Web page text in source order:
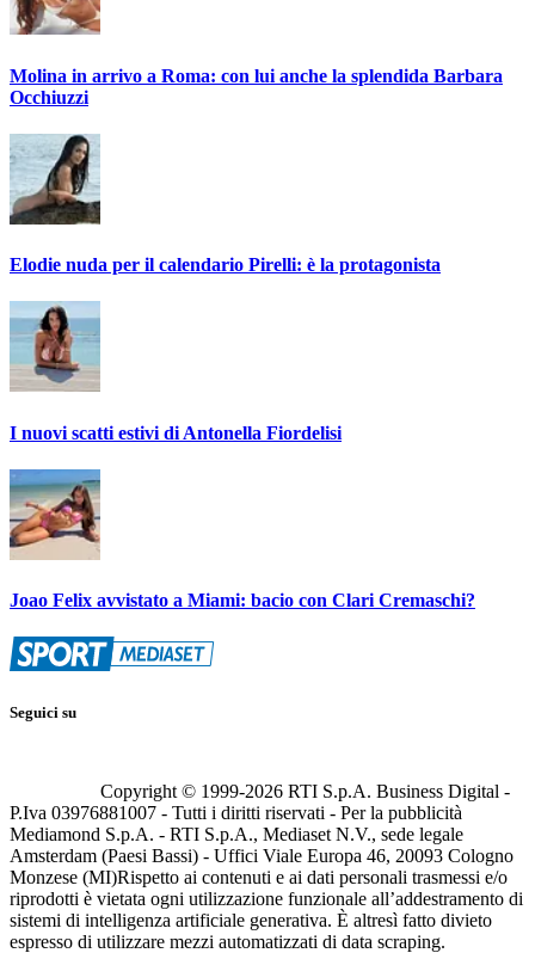
Molina in arrivo a Roma: con lui anche la splendida Barbara
Occhiuzzi
Elodie nuda per il calendario Pirelli: è la protagonista
I nuovi scatti estivi di Antonella Fiordelisi
Joao Felix avvistato a Miami: bacio con Clari Cremaschi?
Seguici su
Copyright © 1999-2026 RTI S.p.A. Business Digital -
P.Iva 03976881007 - Tutti i diritti riservati - Per la pubblicità
Mediamond S.p.A. - RTI S.p.A., Mediaset N.V., sede legale
Amsterdam (Paesi Bassi) - Uffici Viale Europa 46, 20093 Cologno
Monzese (MI)Rispetto ai contenuti e ai dati personali trasmessi e/o
riprodotti è vietata ogni utilizzazione funzionale all’addestramento di
sistemi di intelligenza artificiale generativa. È altresì fatto divieto
espresso di utilizzare mezzi automatizzati di data scraping.